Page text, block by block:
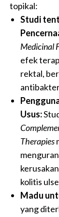
topikal:
Studi
Medicinal
efek
rektal,
Usus:
Therapies
kolitis
Madu
yang